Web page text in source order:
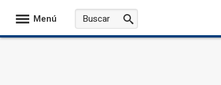
Menú